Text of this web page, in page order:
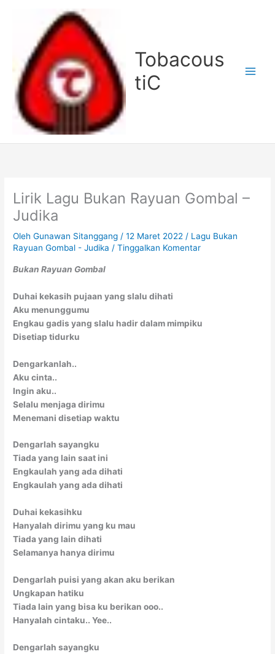
Tobacous
tiC
Lirik Lagu Bukan Rayuan Gombal –
Judika
OlehGunawan Sitanggang /12 Maret 2022 / Lagu Bukan
Rayuan Gombal - Judika /Tinggalkan Komentar
Bukan Rayuan Gombal
Duhai kekasih pujaan yang slalu dihati
Aku menunggumu
Engkau gadis yang slalu hadir dalam mimpiku
Disetiap tidurku
Dengarkanlah..
Aku cinta..
Ingin aku..
Selalu menjaga dirimu
Menemani disetiap waktu
Dengarlah sayangku
Tiada yang lain saat ini
Engkaulah yang ada dihati
Engkaulah yang ada dihati
Duhai kekasihku
Hanyalah dirimu yang ku mau
Tiada yang lain dihati
Selamanya hanya dirimu
Dengarlah puisi yang akan aku berikan
Ungkapan hatiku
Tiada lain yang bisa ku berikan ooo..
Hanyalah cintaku.. Yee..
Dengarlah sayangku